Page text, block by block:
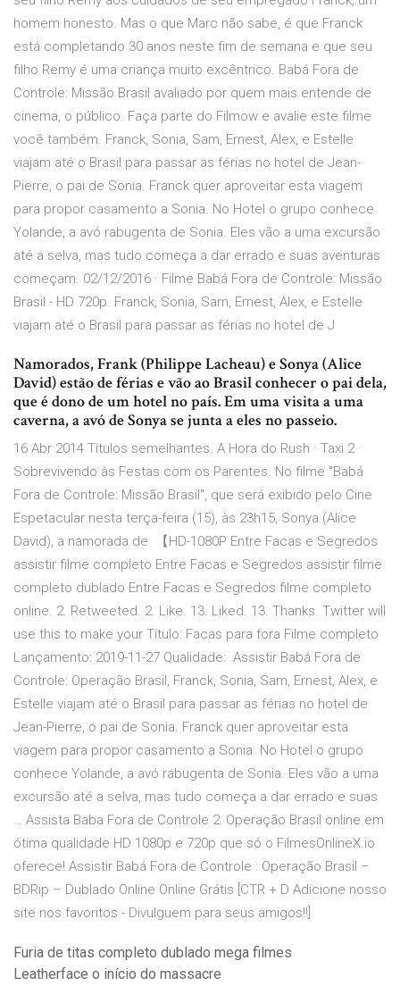
homem honesto. Mas o que Marc não sabe, é que Franck
está completando 30 anos neste fim de semana e que seu
filho Remy é uma criança muito excêntrico. Babá Fora de
Controle: Missão Brasil avaliado por quem mais entende de
cinema, o público. Faça parte do Filmow e avalie este filme
você também. Franck, Sonia, Sam, Ernest, Alex, e Estelle
viajam até o Brasil para passar as férias no hotel de Jean-
Pierre, o pai de Sonia. Franck quer aproveitar esta viagem
para propor casamento a Sonia. No Hotel o grupo conhece
Yolande, a avó rabugenta de Sonia. Eles vão a uma excursão
até a selva, mas tudo começa a dar errado e suas aventuras
começam. 02/12/2016 · Filme Babá Fora de Controle: Missão
Brasil - HD 720p. Franck, Sonia, Sam, Ernest, Alex, e Estelle
viajam até o Brasil para passar as férias no hotel de J
Namorados, Frank (Philippe Lacheau) e Sonya (Alice
David) estão de férias e vão ao Brasil conhecer o pai dela,
que é dono de um hotel no país. Em uma visita a uma
caverna, a avó de Sonya se junta a eles no passeio.
16 Abr 2014 Títulos semelhantes. A Hora do Rush · Taxi 2 ·
Sobrevivendo às Festas com os Parentes. No filme "Babá
Fora de Controle: Missão Brasil", que será exibido pelo Cine
Espetacular nesta terça-feira (15), às 23h15, Sonya (Alice
David), a namorada de 【HD-1080P Entre Facas e Segredos
assistir filme completo Entre Facas e Segredos assistir filme
completo dublado Entre Facas e Segredos filme completo
online. 2. Retweeted. 2. Like. 13. Liked. 13. Thanks. Twitter will
use this to make your Título: Facas para fora Filme completo
Lançamento: 2019-11-27 Qualidade: Assistir Babá Fora de
Controle: Operação Brasil, Franck, Sonia, Sam, Ernest, Alex, e
Estelle viajam até o Brasil para passar as férias no hotel de
Jean-Pierre, o pai de Sonia. Franck quer aproveitar esta
viagem para propor casamento a Sonia. No Hotel o grupo
conhece Yolande, a avó rabugenta de Sonia. Eles vão a uma
excursão até a selva, mas tudo começa a dar errado e suas
… Assista Baba Fora de Controle 2: Operação Brasil online em
ótima qualidade HD 1080p e 720p que só o FilmesOnlineX.io
oferece! Assistir Babá Fora de Controle : Operação Brasil –
BDRip – Dublado Online Online Grátis [CTR + D Adicione nosso
site nos favoritos - Divulguem para seus amigos!!]
Furia de titas completo dublado mega filmes
Leatherface o início do massacre